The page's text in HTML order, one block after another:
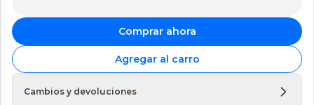
Comprar ahora
Agregar al carro
Cambios y devoluciones